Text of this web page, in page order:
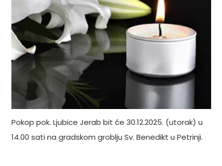
Pokop pok. Ljubice Jerab bit će 30.12.2025. (utorak) u
14.00 sati na gradskom groblju Sv. Benedikt u Petrinji.